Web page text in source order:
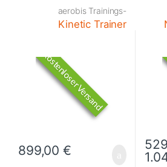
aerobis Trainings-
Equipment
,Training
Kinetic Trainer
Kostenloser Versand
899,00€